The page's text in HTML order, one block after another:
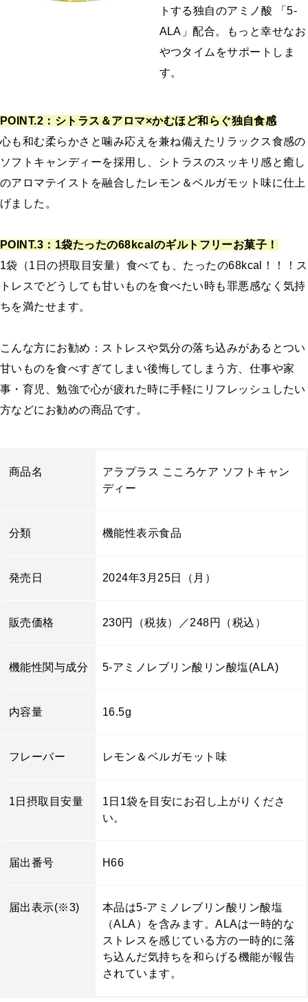
トする独自のアミノ酸 「5-
ALA」配合。もっと幸せなお
やつタイムをサポートしま
す。
POINT.2：シトラス＆アロマ×かむほど和らぐ独自食感
心も和む柔らかさと噛み応えを兼ね備えたリラックス食感の
ソフトキャンディーを採用し、シトラスのスッキリ感と癒し
のアロマテイストを融合したレモン＆ベルガモット味に仕上
げました。
POINT.3：1袋たったの68kcalのギルトフリーお菓子！
1袋（1日の摂取目安量）食べても、たったの68kcal！！！ス
トレスでどうしても甘いものを食べたい時も罪悪感なく気持
ちを満たせます。
こんな方にお勧め：ストレスや気分の落ち込みがあるとつい
甘いものを食べすぎてしまい後悔してしまう方、仕事や家
事・育児、勉強で心が疲れた時に手軽にリフレッシュしたい
方などにお勧めの商品です。
商品名
アラプラス こころケア ソフトキャン
ディー
分類 機能性表示食品
発売日 2024年3月25日（月）
販売価格 230円（税抜）／248円（税込）
機能性関与成分 5-アミノレブリン酸リン酸塩(ALA)
内容量 16.5g
フレーバー レモン＆ベルガモット味
1日摂取目安量
1日1袋を目安にお召し上がりくださ
い。
届出番号 H66
届出表示(※3)
本品は5-アミノレブリン酸リン酸塩
（ALA）を含みます。ALAは一時的な
ストレスを感じている方の一時的に落
ち込んだ気持ちを和らげる機能が報告
されています。